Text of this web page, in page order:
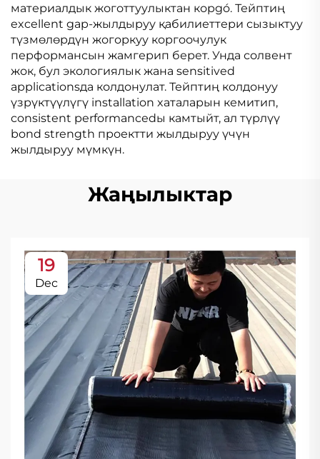
материалдык жоготтуулыктан корgó. Тейптиң
excellent gap-жылдыруу қабилиеттери сызыктуу
түзмөлөрдүн жогоркуу коргоочулук
перформансын жамгерип берет. Унда солвент
жок, бул экологиялык жана sensitived
applicationsда колдонулат. Тейптиң колдонуу
үзрүктүүлүгү installation xаталарын кемитип,
consistent performancedы камтыйт, ал түрлүү
bond strength проектти жылдыруу үчүн
жылдыруу мүмкүн.
Жаңылыктар
19
Dec